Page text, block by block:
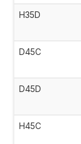
H35D
D45C
D45D
H45C